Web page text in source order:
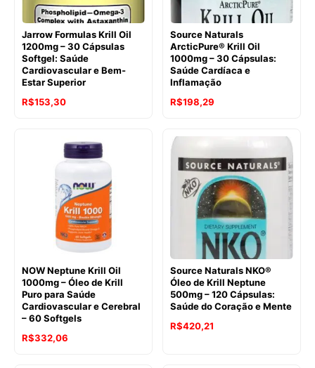
Jarrow Formulas Krill Oil
1200mg – 30 Cápsulas
Softgel: Saúde
Cardiovascular e Bem-
Estar Superior
O
R$153,30O
é:
Source Naturals
ArcticPure® Krill Oil
1000mg – 30 Cápsulas:
Saúde Cardíaca e
Inflamação
O
original
era:
R$241,24.
R$198,29
é:
R$198,29.
NOW Neptune Krill Oil
1000mg – Óleo de Krill
Puro para Saúde
Cardiovascular e Cerebral
– 60 Softgels
O
R$332,06
Source Naturals NKO®
Óleo de Krill Neptune
500mg – 120 Cápsulas:
Saúde do Coração e Mente
O
R$420,21